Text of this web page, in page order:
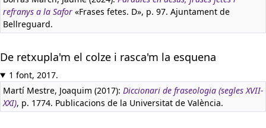
refranys a la Safor «Frases fetes. D», p. 97. Ajuntament de
Bellreguard.
De retxupla'm el colze i rasca'm la esquena
1 font, 2017.
Martí Mestre, Joaquim (2017): Diccionari de fraseologia (segles XVII-
XXI), p. 1774. Publicacions de la Universitat de València.